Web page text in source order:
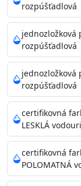
Príprava
Povrchy musia
mastnoty, solí
alebo trhliny
akrylovým
putty a
menej
vždy
Acrylan Unco,
na škvrny
riediteľné vodou.
rozpúšťadlová
jednozložková
rozpúšťadlová
jednozložková
rozpúšťadlová
certifikovná
LESKLÁ
certifikovná
POLOMATNÁ